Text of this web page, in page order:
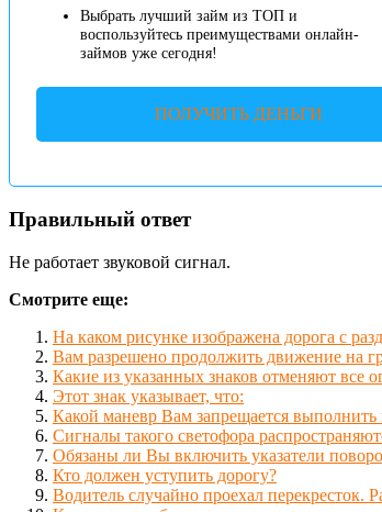
Выбрать лучший займ из ТОП и
воспользуйтесь преимуществами онлайн-
займов уже сегодня!
ПОЛУЧИТЬ ДЕНЬГИ
Правильный ответ
Не работает звуковой сигнал.
Смотрите еще:
На каком рисунке изображена дорога с
Вам разрешено продолжить движение на
Какие из указанных знаков отменяют все
Этот знак указывает, что:
Какой маневр Вам запрещается
Сигналы такого светофора
Обязаны ли Вы включить указатели
Кто должен уступить дорогу?
Водитель случайно проехал перекресток.